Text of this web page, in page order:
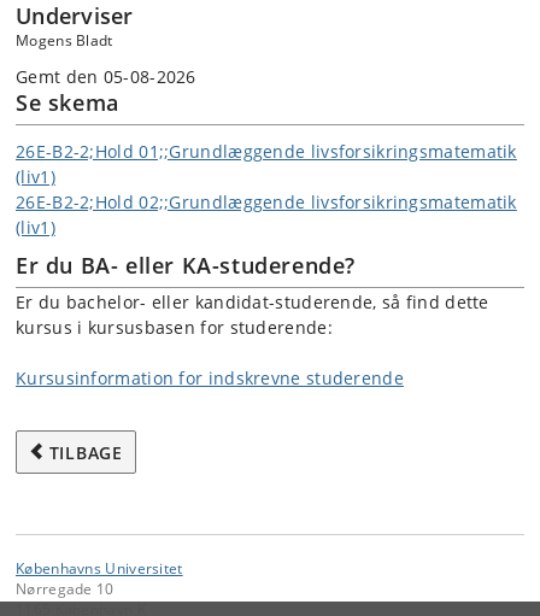
Underviser
Mogens Bladt
Gemt den 05-08-2026
Se skema
26E-B2-2;Hold 01;;Grundlæggende livsforsikringsmatematik
(liv1)
26E-B2-2;Hold 02;;Grundlæggende livsforsikringsmatematik
(liv1)
Er du BA- eller KA-studerende?
Er du bachelor- eller kandidat-studerende, så find dette
kursus i kursusbasen for studerende:
Kursusinformation for indskrevne studerende
TILBAGE
Københavns Universitet
Nørregade 10